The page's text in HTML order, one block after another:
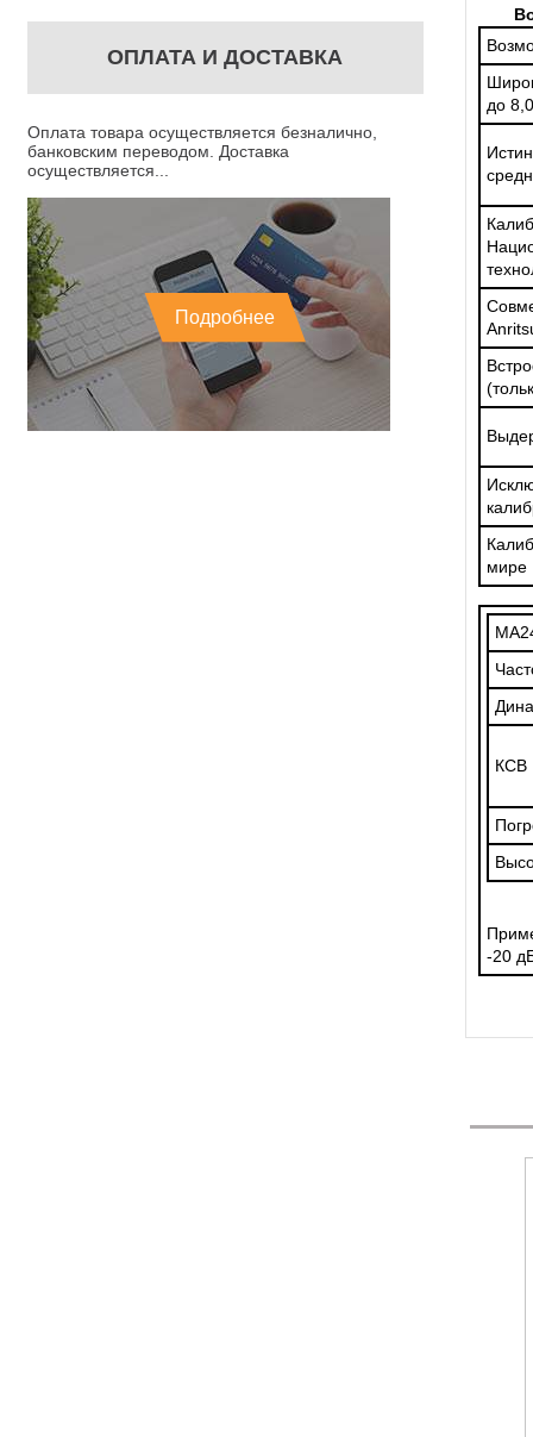
ОПЛАТА И ДОСТАВКА
Оплата товара осуществляется безналично,
банковским переводом. Доставка
осуществляется...
Подробнее
до
мире
КСВ
-20